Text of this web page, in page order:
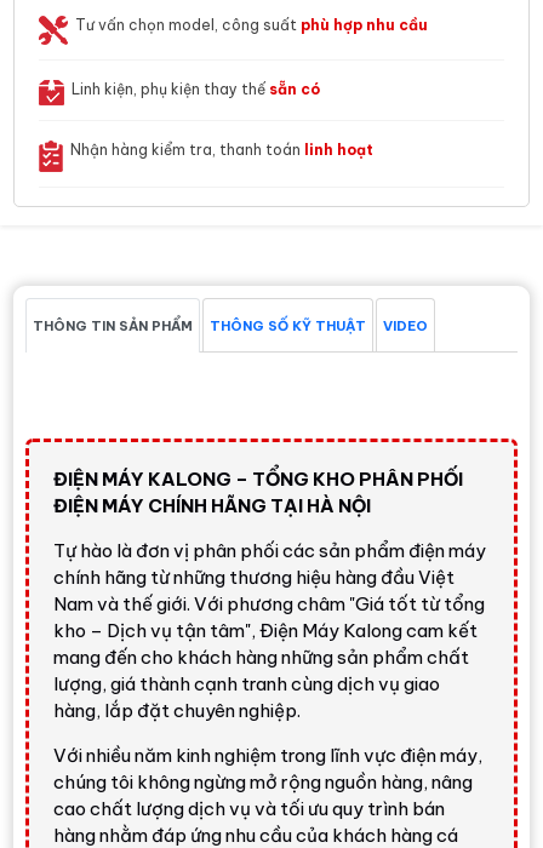
Tư vấn chọn model, công suất phù hợp nhu cầu
Linh kiện, phụ kiện thay thế sẵn có
Nhận hàng kiểm tra, thanh toán linh hoạt
THÔNG TIN SẢN PHẨM THÔNG SỐ KỸ THUẬT VIDEO
ĐIỆN MÁY KALONG – TỔNG KHO PHÂN PHỐI
ĐIỆN MÁY CHÍNH HÃNG TẠI HÀ NỘI
Tự hào là đơn vị phân phối các sản phẩm điện máy
chính hãng từ những thương hiệu hàng đầu Việt
Nam và thế giới. Với phương châm "Giá tốt từ tổng
kho – Dịch vụ tận tâm", Điện Máy Kalong cam kết
mang đến cho khách hàng những sản phẩm chất
lượng, giá thành cạnh tranh cùng dịch vụ giao
hàng, lắp đặt chuyên nghiệp.
Với nhiều năm kinh nghiệm trong lĩnh vực điện máy,
chúng tôi không ngừng mở rộng nguồn hàng, nâng
cao chất lượng dịch vụ và tối ưu quy trình bán
hàng nhằm đáp ứng nhu cầu của khách hàng cá